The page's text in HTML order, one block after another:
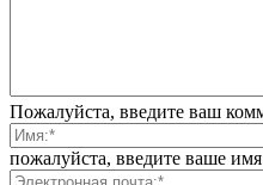
Пожалуйста, введите ваш
пожалуйста, введите ваше имя